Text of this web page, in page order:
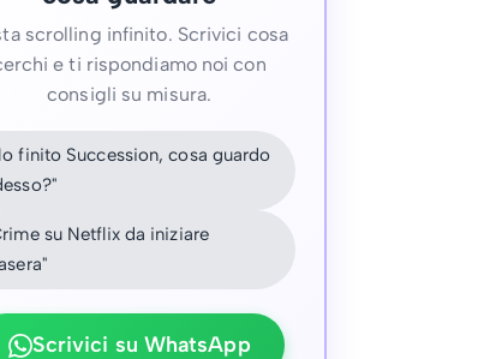
scrolling infinito. Scrivici cosa
e ti rispondiamo noi con
consigli su misura.
finito Succession, cosa guardo
su Netflix da iniziare
Scrivici su WhatsApp